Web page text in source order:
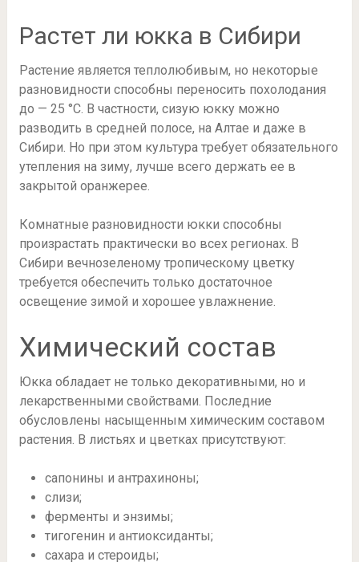
Растет ли юкка в Сибири
Растение является теплолюбивым, но некоторые
разновидности способны переносить похолодания
до — 25 °С. В частности, сизую юкку можно
разводить в средней полосе, на Алтае и даже в
Сибири. Но при этом культура требует обязательного
утепления на зиму, лучше всего держать ее в
закрытой оранжерее.
Комнатные разновидности юкки способны
произрастать практически во всех регионах. В
Сибири вечнозеленому тропическому цветку
требуется обеспечить только достаточное
освещение зимой и хорошее увлажнение.
Химический состав
Юкка обладает не только декоративными, но и
лекарственными свойствами. Последние
обусловлены насыщенным химическим составом
растения. В листьях и цветках присутствуют:
сапонины и антрахиноны;
слизи;
ферменты и энзимы;
тигогенин и антиоксиданты;
сахара и стероиды;